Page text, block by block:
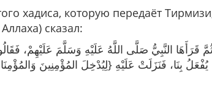
хадиса, которую передаёт
сказал:
النَّبِيُّ صَلَّى اللَّهُ عَلَيْهِ وَسَلَّمَ عَلَيْهِمْ، فَقَالُوا:
يُفْعَلُ بِنَا، فَنَزَلَتْ عَلَيْهِ {لِيُدْخِلَ المُؤْمِنِينَ